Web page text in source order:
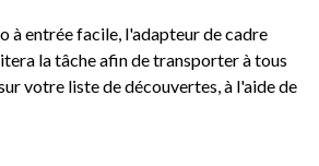
à entrée facile, l'adapteur de cadre
la tâche afin de transporter à tous
votre liste de découvertes, à l'aide de